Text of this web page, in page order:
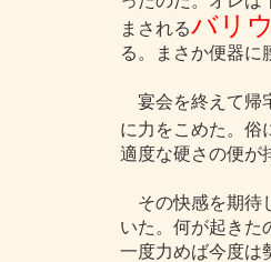
まされるバリ
る。まさか便器に
宴会を終えて帰
に力をこめた。俗
適度な硬さの便が
その快感を期待
いた。何が起きた
一度力めば今度は